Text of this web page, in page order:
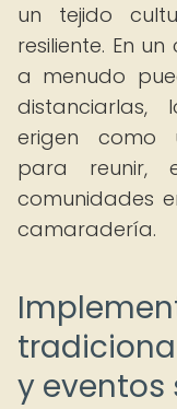
un tejido
resiliente. En
a menudo
distanciarlas,
erigen como
para reunir,
comunidades
camaradería.
y eventos